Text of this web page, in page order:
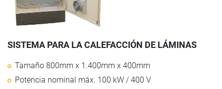
SISTEMA PARA LA CALEFACCIÓN DE LÁMINAS
Tamaño 800mm x 1.400mm x 400mm
Potencia nominal máx. 100 kW / 400 V